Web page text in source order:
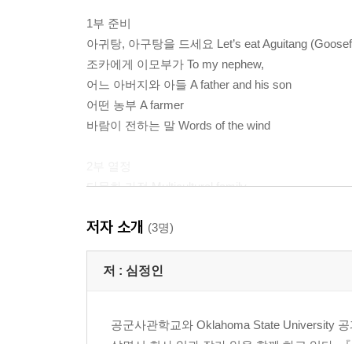
1부 준비
아귀탕, 아구탕을 드세요 Let’s eat Aguitang
조카에게 이모부가 To my nephew,
어느 아버지와 아들 A father and his son
어떤 농부 A farmer
바람이 전하는 말 Words of the wind
다문화 가정 Multicultural family
잔디와 식목일 Turf and Arbor Day
어떤 사람 A person
모바일 결제 전자 지갑 Mobile payment Digital
삶에의 극복(초극) Overcoming the life
저자 소개 (3명)
저 : 심정인
공군사관학교와 Oklahoma State University